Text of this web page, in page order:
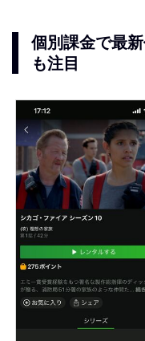
個別課金で最
も注目